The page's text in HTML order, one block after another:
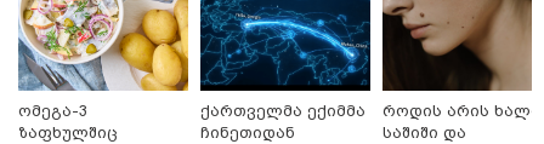
ომეგა-3
ზაფხულშიც
ქართველმა ექიმმა
ჩინეთიდან
როდის არის ხალი
საშიში და